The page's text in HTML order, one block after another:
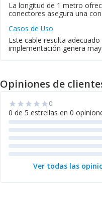
La longitud de 1 metro
conectores asegura una
Casos de Uso
Este cable resulta
implementación genera
Opiniones de
star star star star star0
0 de 5 estrellas en 0
Ver todas las